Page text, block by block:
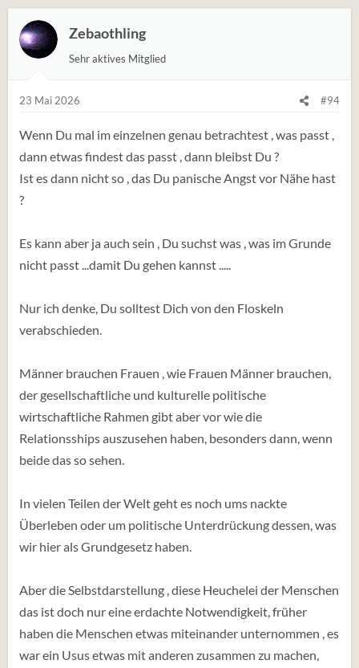
r
t
u
n
e
n
:
Zebaothling
Sehr aktives Mitglied
23 Mai 2026 #94
Wenn Du mal im einzelnen genau betrachtest , was passt ,
dann etwas findest das passt , dann bleibst Du ?
Ist es dann nicht so , das Du panische Angst vor Nähe hast
?
Es kann aber ja auch sein , Du suchst was , was im Grunde
nicht passt ...damit Du gehen kannst .....
Nur ich denke, Du solltest Dich von den Floskeln
verabschieden.
Männer brauchen Frauen , wie Frauen Männer brauchen,
der gesellschaftliche und kulturelle politische
wirtschaftliche Rahmen gibt aber vor wie die
Relationsships auszusehen haben, besonders dann, wenn
beide das so sehen.
In vielen Teilen der Welt geht es noch ums nackte
Überleben oder um politische Unterdrückung dessen, was
wir hier als Grundgesetz haben.
Aber die Selbstdarstellung , diese Heuchelei der Menschen
das ist doch nur eine erdachte Notwendigkeit, früher
haben die Menschen etwas miteinander unternommen , es
war ein Usus etwas mit anderen zusammen zu machen,